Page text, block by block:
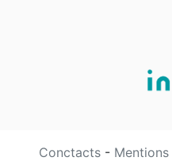
Conctacts -